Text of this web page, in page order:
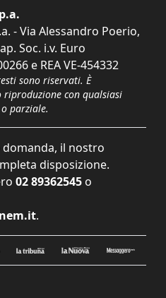
- Via Alessandro Poerio,
Soc. i.v. Euro
e REA VE-454332
sono riservati. È
con qualsiasi
parziale.
domanda, il nostro
disposizione.
02 89362545 o
.